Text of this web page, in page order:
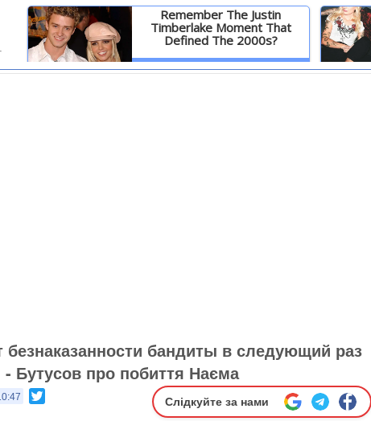
Remember The Justin
Timberlake Moment That
Defined The 2000s?
Детальніше
бандиты в следующий раз
- Бутусов про побиття Наєма
Слідкуйте за нами